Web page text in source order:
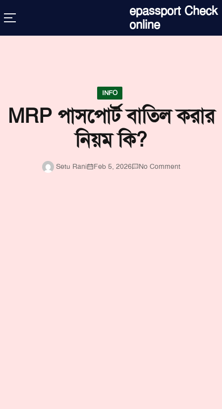
to
content
epassport Check
online
INFO
MRP পাসপোর্ট বাতিল করার
নিয়ম কি?
Setu Rani Feb 5, 2026 No Comment